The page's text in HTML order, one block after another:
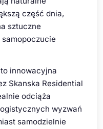
część dnia,
sztuczne
innowacyjna
Skanska Residential
odciąża
wyzwań
samodzielnie